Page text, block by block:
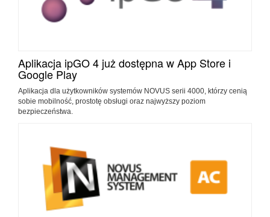
Aplikacja ipGO 4 już dostępna w App Store i
Google Play
Aplikacja dla użytkowników systemów NOVUS serii 4000, którzy cenią
sobie mobilność, prostotę obsługi oraz najwyższy poziom
bezpieczeństwa.